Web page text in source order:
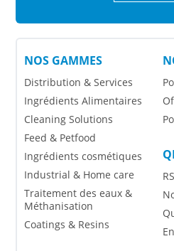
NOS GAMMES
Distribution & Services
Ingrédients Alimentaires
Cleaning Solutions
Feed & Petfood
Ingrédients cosmétiques
Industrial & Home care
Traitement des eaux &
Méthanisation
Coatings & Resins